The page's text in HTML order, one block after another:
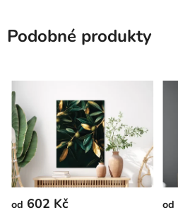
Podobné produkty
od 602 Kč od